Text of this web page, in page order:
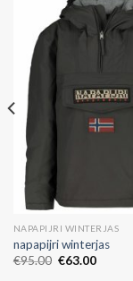
NAPAPIJRI WINTERJAS
napapijri winterjas
€95.00 €63.00